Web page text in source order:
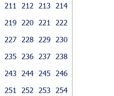
211 212 213
214
219 220 221
222
227 228 229
230
235 236 237
238
243 244 245
246
251 252 253
254